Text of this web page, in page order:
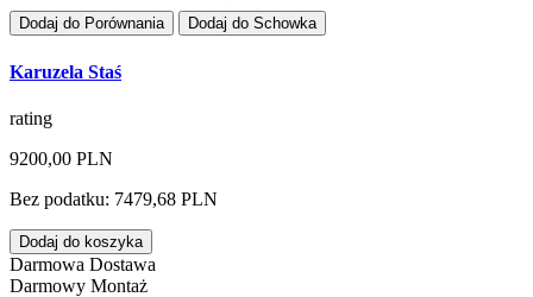
Dodaj do Porównania Dodaj do Schowka
Karuzela Staś
rating
9200,00 PLN
Bez podatku: 7479,68 PLN
Dodaj do koszyka
Darmowa Dostawa
Darmowy Montaż